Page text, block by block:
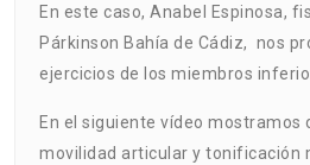
En este caso, Anabel Espinosa,
Párkinson Bahía de Cádiz, nos
ejercicios de los miembros
En el siguiente vídeo mostramos
movilidad articular y tonificación